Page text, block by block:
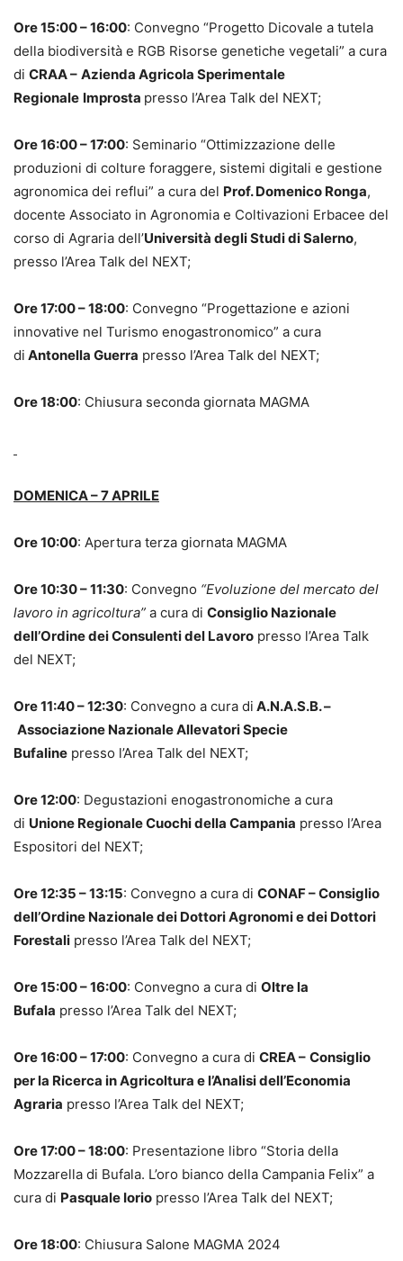
Ore 15:00 – 16:00: Convegno “Progetto Dicovale a tutela
della biodiversità e RGB Risorse genetiche vegetali” a cura
di CRAA – Azienda Agricola Sperimentale
Regionale Improsta presso l’Area Talk del NEXT;
Ore 16:00 – 17:00: Seminario “Ottimizzazione delle
produzioni di colture foraggere, sistemi digitali e gestione
agronomica dei reflui” a cura del Prof. Domenico Ronga,
docente Associato in Agronomia e Coltivazioni Erbacee del
corso di Agraria dell’Università degli Studi di Salerno,
presso l’Area Talk del NEXT;
Ore 17:00 – 18:00: Convegno “Progettazione e azioni
innovative nel Turismo enogastronomico” a cura
di Antonella Guerra presso l’Area Talk del NEXT;
Ore 18:00: Chiusura seconda giornata MAGMA
DOMENICA – 7 APRILE
Ore 10:00: Apertura terza giornata MAGMA
Ore 10:30 – 11:30: Convegno “Evoluzione del mercato del
lavoro in agricoltura” a cura di Consiglio Nazionale
dell’Ordine dei Consulenti del Lavoro presso l’Area Talk
del NEXT;
Ore 11:40 – 12:30: Convegno a cura di A.N.A.S.B. –
Associazione Nazionale Allevatori Specie
Bufaline presso l’Area Talk del NEXT;
Ore 12:00: Degustazioni enogastronomiche a cura
di Unione Regionale Cuochi della Campania presso l’Area
Espositori del NEXT;
Ore 12:35 – 13:15: Convegno a cura di CONAF – Consiglio
dell’Ordine Nazionale dei Dottori Agronomi e dei Dottori
Forestali presso l’Area Talk del NEXT;
Ore 15:00 – 16:00: Convegno a cura di Oltre la
Bufala presso l’Area Talk del NEXT;
Ore 16:00 – 17:00: Convegno a cura di CREA – Consiglio
per la Ricerca in Agricoltura e l’Analisi dell’Economia
Agraria presso l’Area Talk del NEXT;
Ore 17:00 – 18:00: Presentazione libro “Storia della
Mozzarella di Bufala. L’oro bianco della Campania Felix” a
cura di Pasquale Iorio presso l’Area Talk del NEXT;
Ore 18:00: Chiusura Salone MAGMA 2024